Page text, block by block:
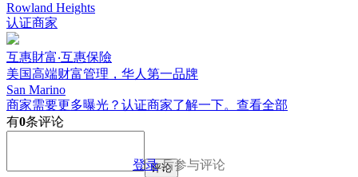
Rowland Heights
认证商家
互惠財富‧互惠保險
美国高端财富管理，华人第一品牌
San Marino
商家需要更多曝光？认证商家了解一下。 查看全部
有0条评论
登录后参与评论
评论